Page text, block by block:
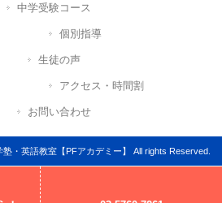
中学受験コース
個別指導
生徒の声
アクセス・時間割
お問い合わせ
・英語教室【PFアカデミー】 All rights Reserved.